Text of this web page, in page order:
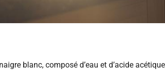
blanc, composé d’eau et d’acide